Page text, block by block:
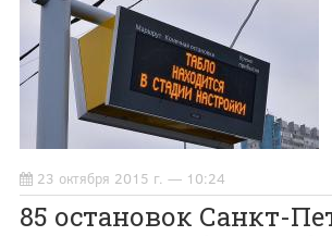
23 октября 2015 г. — 10:24
85 остановок Санкт-